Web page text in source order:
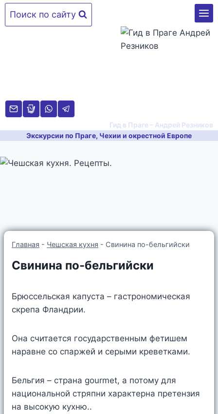
Перейти
Поиск по сайту
Гид в Праге – Андрей Резников
Экскурсии по Праге, Чехии и окрестной Европе
Главная - Чешская кухня - Свинина по-бельгийски
Свинина по-бельгийски
Брюссельская капуста – гастрономическая
скрепа Фландрии.
Она считается государственным фетишем
наравне со спаржей и серыми креветками.
Бельгия – страна gourmet, а потому для
национальной стряпни характерна претензия
на высокую кухню..